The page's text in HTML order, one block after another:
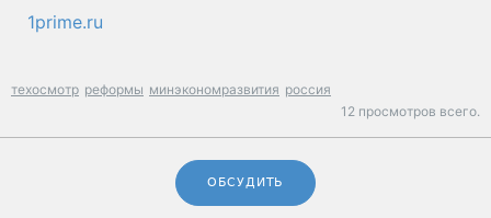
1prime.ru
техосмотр реформы минэкономразвития россия
12 просмотров всего.
ОБСУДИТЬ